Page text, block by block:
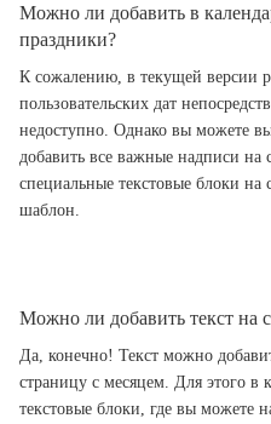
Можно ли добавить в
праздники?
К сожалению, в текущей версии
пользовательских дат
недоступно. Однако вы можете
добавить все важные надписи
специальные текстовые блоки на
шаблон.
Можно ли добавить текст на
Да, конечно! Текст можно
страницу с месяцем. Для этого в
текстовые блоки, где вы можете